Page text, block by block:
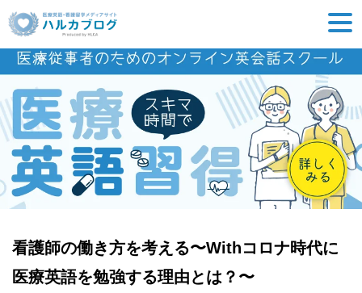
看護師の働き方を考える〜Withコロナ時代に
医療英語を勉強する理由とは？〜